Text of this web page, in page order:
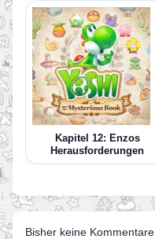
Kapitel 12: Enzos
Herausforderungen
Bisher keine Kommentare.